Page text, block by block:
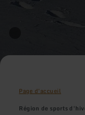
Page d'accueil
Région de sports